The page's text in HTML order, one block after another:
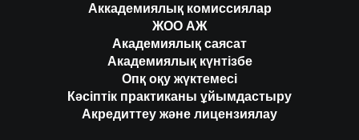
Аккадемиялық комиссиялар
ЖОО АЖ
Академиялық саясат
Академиялық күнтізбе
Опқ оқу жүктемесі
Кәсіптік практиканы ұйымдастыру
Акредиттеу және лицензиялау